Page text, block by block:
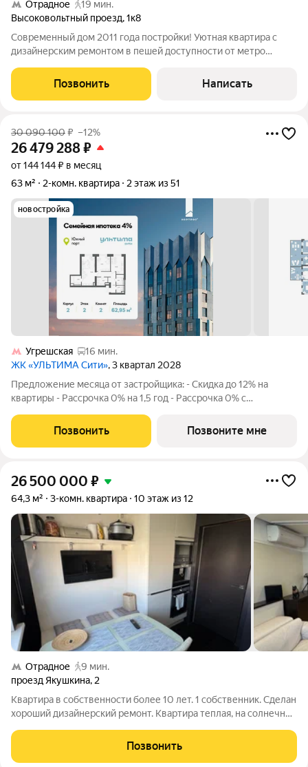
Отрадное
19 мин.
Высоковольтный проезд,1к8
Современный дом 2011 года постройки! Уютная квартира с
дизайнерским ремонтом в пешей доступности от метро
тепло. Мебель и бытовая техника остается. Установлен
кондиционер. Дом находится в
Позвонить Написать
30 090 100₽ –12%
26 479 288₽
от 144 144 ₽ в месяц
63 м²
2-комн. квартира 2 этаж из 51
новостройка
Угрешская
16 мин.
ЖК «УЛЬТИМА Сити», 3 квартал 2028
Предложение месяца от застройщика: - Скидка до 12% на
квартиры - Рассрочка 0% на 1,5 год - Рассрочка 0% с
7% на 7 лет - Семейная ипотека без удорожания, ставка 4% -
Ипотека для всех на весь
Позвонить Позвоните мне
26 500 000 ₽
64,3 м² 3-комн. квартира 10 этаж из 12
Отрадное
9 мин.
проезд Якушкина, 2
Квартира в собственности более 10 лет. 1 собственник. Сделан
хороший дизайнерский ремонт. Квартира теплая, на солнечной
пол (Devi) . многоуровневый свет (светильники и диодные
ленты).
Позвонить